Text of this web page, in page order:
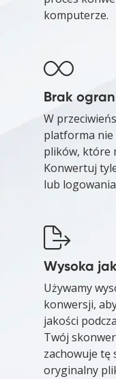
komputerze.
Brak
W
platforma nie
plików, które
Konwertuj
lub
Wysoka
Używamy
konwersji,
jakości
Twój
zachowuje tę
oryginalny